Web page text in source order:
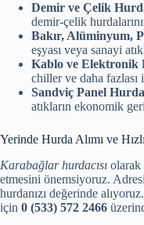
Demir ve Çelik
demir-çelik
Bakır, Alüminyum,
eşyası veya sanayi
Kablo ve Elektronik
chiller ve daha fazlası
Sandviç Panel Hurda
atıkların ekonomik
Yerinde Hurda Alımı ve
Karabağlar hurdacısı olarak
etmesini önemsiyoruz.
hurdanızı değerinde
için 0 (533) 572 2466